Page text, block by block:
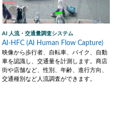
AI 人流・交通量調査システム
AI-HFC (AI Human Flow Capture)
映像から歩行者、自転車、バイク、自動
車を認識し、交通量を計測します。商店
街や店舗など、性別、年齢、進行方向、
交通種別など人流調査ができます。